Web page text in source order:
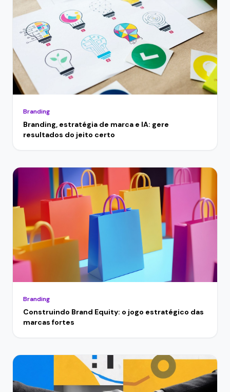
Branding
Branding, estratégia de marca e IA: gere
resultados do jeito certo
Branding
Construindo Brand Equity: o jogo estratégico das
marcas fortes